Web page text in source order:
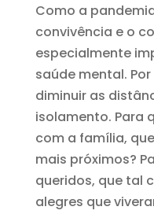
Como a
convivência e o
especialmente
saúde mental.
diminuir as
isolamento. Para
com a família,
mais próximos?
queridos, que tal
alegres que